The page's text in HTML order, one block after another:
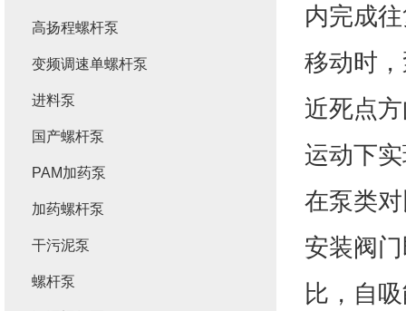
内完成
移动时
近死点
运动下
在泵类
安装阀
比，自
高扬程螺杆泵
变频调速单螺杆泵
进料泵
国产螺杆泵
PAM加药泵
加药螺杆泵
干污泥泵
螺杆泵